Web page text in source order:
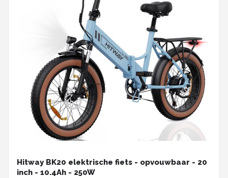
Hitway BK20 elektrische fiets - opvouwbaar - 20
inch - 10.4Ah - 250W